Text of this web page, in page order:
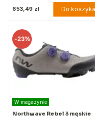
653,49 zł Do koszyka
-23%
W magazynie
Northwave Rebel 3 męskie